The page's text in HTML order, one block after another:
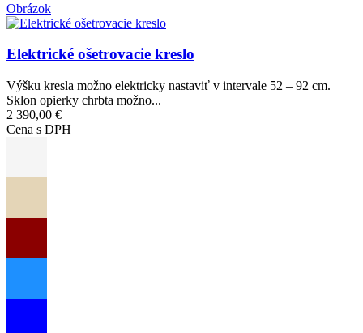
Obrázok
Elektrické ošetrovacie kreslo
Výšku kresla možno elektricky nastaviť v intervale 52 – 92 cm.
Sklon opierky chrbta možno...
2 390,00 €
Cena s DPH